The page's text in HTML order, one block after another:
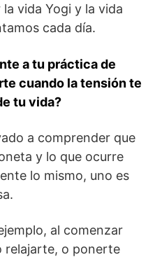
vida Yogi y la vida
cada día.
a tu práctica de
cuando la tensión te
tu vida?
a comprender que
y lo que ocurre
lo mismo, uno es
al comenzar
relajarte, o ponerte